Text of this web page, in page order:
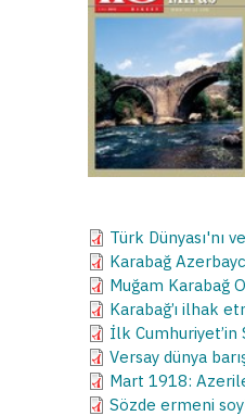
Türk Dünyası'nı
Karabağ
Muğam Karabağ
Karabağ’ı ilhak
İlk Cumhuriyet’in
Versay dünya
Mart 1918:
Sözde ermeni